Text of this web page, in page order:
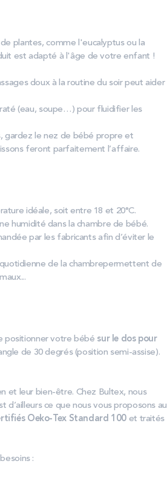
plantes, comme l'eucalyptus ou la
est adapté à l'âge de votre enfant !
doux à la routine du soir peut aider
(eau, soupe…) pour fluidifier les
gardez le nez de bébé propre et
feront parfaitement l’affaire.
idéale, soit entre 18 et 20°C.
humidité dans la chambre de bébé.
par les fabricants afin d’éviter le
de la chambrepermettent de
positionner votre bébé sur le dos pour
de 30 degrés (position semi-assise).
et leur bien-être. Chez Bultex, nous
d’ailleurs ce que nous vous proposons au
Oeko-Tex Standard 100 et traités
: